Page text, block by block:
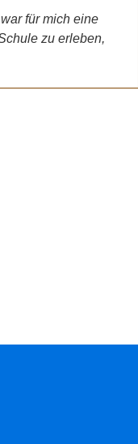
für mich eine
zu erleben,